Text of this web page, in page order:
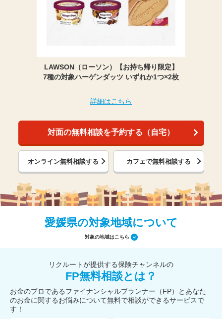
LAWSON（ローソン）【お持ち帰り限定】
7種の対象ハーゲンダッツ いずれか1つ×2枚
詳細はこちら
対面の無料相談を予約する（自宅）
オンライン無料相談する カフェで無料相談する
愛媛県の対象地域について
対象の地域はこちら
リクルートが提供する保険チャンネルの
FP無料相談とは？
お金のプロであるファイナンシャルプランナー（FP）とあなた
のお金に関するお悩みについて無料で相談ができるサービスで
す！